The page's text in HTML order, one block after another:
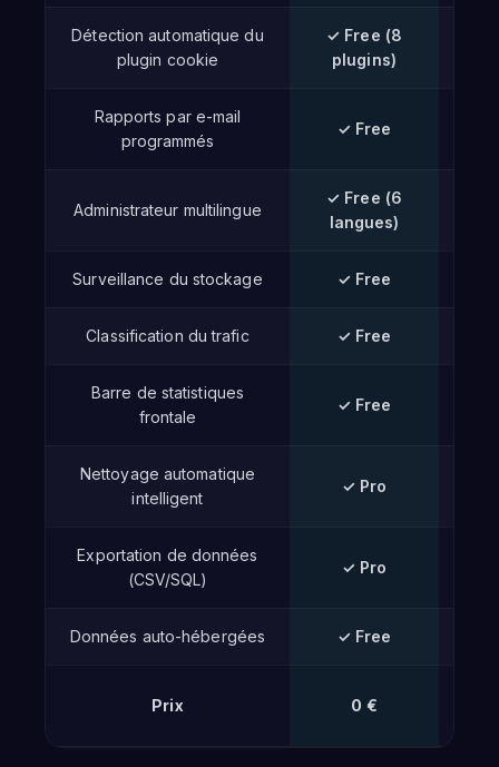
Détection automatique du
plugin cookie
✓ Free (8
plugins)
Rapports par e-mail
programmés
✓ Free
Administrateur multilingue
✓ Free (6
langues)
Surveillance du stockage ✓ Free
Classification du trafic ✓ Free
Barre de statistiques
frontale
✓ Free
Nettoyage automatique
intelligent
✓ Pro
Exportation de données
(CSV/SQL)
✓ Pro
Données auto-hébergées ✓ Free
Prix 0 €